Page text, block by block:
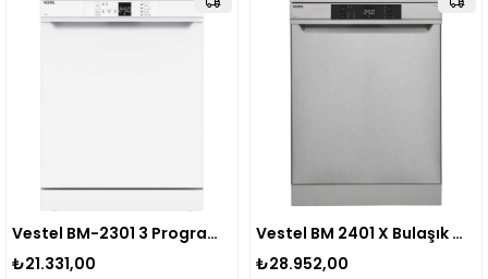
Vestel BM-2301 3 Programlı Bulaşık Makinesi Beyaz 20265626
₺21.331,00
Vestel BM 2401 X Bulaşık Makinesi 20265627
₺28.952,00